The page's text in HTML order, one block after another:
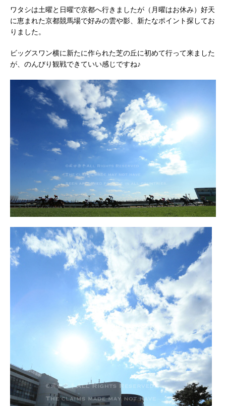
ワタシは土曜と日曜で京都へ行きましたが（月曜はお休み）好天
に恵まれた京都競馬場で好みの雲や影、新たなポイント探してお
りました。
ビッグスワン横に新たに作られた芝の丘に初めて行って来ました
が、のんびり観戦できていい感じですね♪